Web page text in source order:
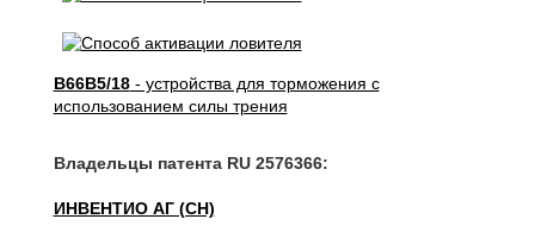
B66B5/18- устройства для торможения с
использованием силы трения
Владельцы патента RU 2576366:
ИНВЕНТИО АГ (CH)